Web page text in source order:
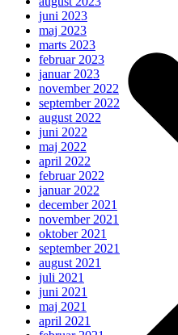
juni 2023
maj 2023
marts 2023
februar 2023
januar 2023
november 2022
september 2022
august 2022
juni 2022
maj 2022
april 2022
februar 2022
januar 2022
december 2021
november 2021
oktober 2021
september 2021
august 2021
juli 2021
juni 2021
maj 2021
april 2021